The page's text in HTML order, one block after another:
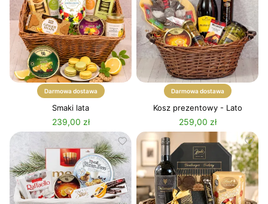
Darmowa dostawa
Smaki lata
239,00 zł
Darmowa dostawa
Kosz prezentowy - Lato
259,00 zł